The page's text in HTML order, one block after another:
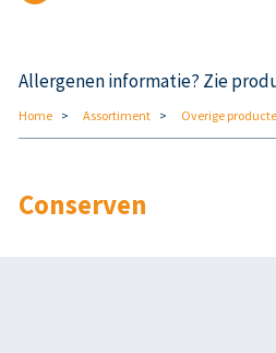
Allergenen informatie? Zie
Home Assortiment Overige
Conserven